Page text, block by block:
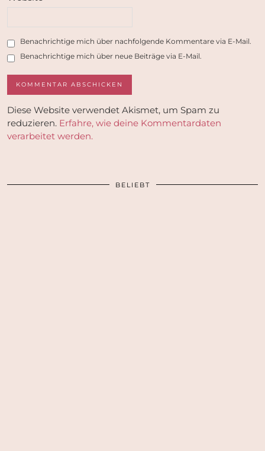
Benachrichtige mich über nachfolgende Kommentare via E-Mail.
Benachrichtige mich über neue Beiträge via E-Mail.
Diese Website verwendet Akismet, um Spam zu
reduzieren. Erfahre, wie deine Kommentardaten
verarbeitet werden.
BELIEBT